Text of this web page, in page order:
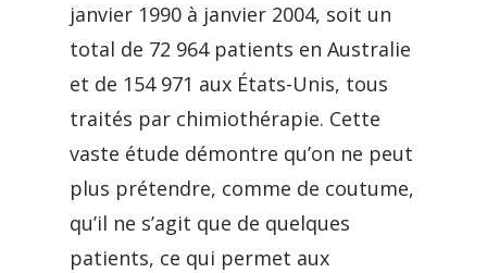
janvier 1990 à janvier 2004, soit un
total de 72 964 patients en Australie
et de 154 971 aux États-Unis, tous
traités par chimiothérapie. Cette
vaste étude démontre qu’on ne peut
plus prétendre, comme de coutume,
qu’il ne s’agit que de quelques
patients, ce qui permet aux